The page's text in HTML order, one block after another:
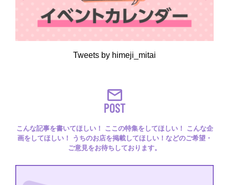
Tweets by himeji_mitai
POST
こんな記事を書いてほしい！ ここの特集をしてほしい！ こんな企
画をしてほしい！ うちのお店を掲載してほしい！などのご希望・
ご意見をお待ちしております。